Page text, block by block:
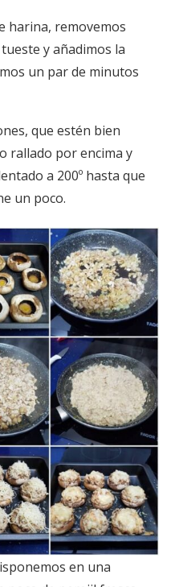
harina, removemos
y añadimos la
un par de minutos
que estén bien
rallado por encima y
a 200º hasta que
un poco.
en una